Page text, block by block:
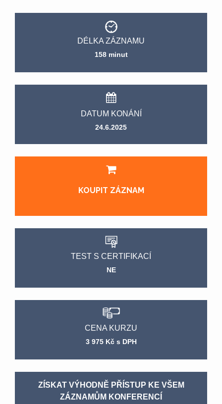
DÉLKA ZÁZNAMU
158 minut
DATUM KONÁNÍ
24.6.2025
KOUPIT ZÁZNAM
TEST S CERTIFIKACÍ
NE
CENA KURZU
3 975 Kč s DPH
ZÍSKAT VÝHODNĚ PŘÍSTUP KE VŠEM
ZÁZNAMŮM KONFERENCÍ